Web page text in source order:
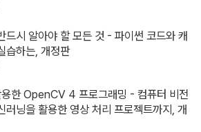
드시 알아야 할 모든 것 - 파이썬 코드와 캐
습하는, 개정판
한 OpenCV 4 프로그래밍 - 컴퓨터 비전
러닝을 활용한 영상 처리 프로젝트까지, 개